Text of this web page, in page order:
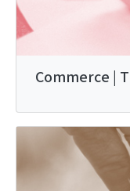
Commerce |